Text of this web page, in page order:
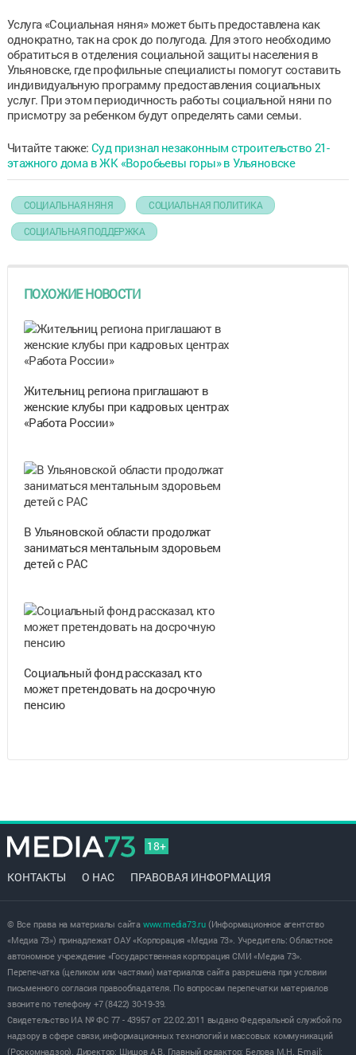
Услуга «Социальная няня» может быть предоставлена как
однократно, так на срок до полугода. Для этого необходимо
обратиться в отделения социальной защиты населения в
Ульяновске, где профильные специалисты помогут составить
индивидуальную программу предоставления социальных
услуг. При этом периодичность работы социальной няни по
присмотру за ребенком будут определять сами семьи.
Читайте также: Суд признал незаконным строительство 21-
этажного дома в ЖК «Воробьевы горы» в Ульяновске
СОЦИАЛЬНАЯ НЯНЯ СОЦИАЛЬНАЯ ПОЛИТИКА
СОЦИАЛЬНАЯ ПОДДЕРЖКА
ПОХОЖИЕ НОВОСТИ
Жительниц региона приглашают в
женские клубы при кадровых центрах
«Работа России»
В Ульяновской области продолжат
заниматься ментальным здоровьем
детей с РАС
Социальный фонд рассказал, кто
может претендовать на досрочную
пенсию
18+
КОНТАКТЫ О НАС ПРАВОВАЯ ИНФОРМАЦИЯ
© Все права на материалы сайта www.media73.ru(Информационное агентство
«Медиа 73») принадлежат ОАУ «Корпорация «Медиа 73». Учредитель: Областное
автономное учреждение «Государственная корпорация СМИ «Медиа 73».
Перепечатка (целиком или частями) материалов сайта разрешена при условии
письменного согласия правообладателя. По вопросам перепечатки материалов
звоните по телефону +7 (8422) 30-19-39.
Свидетельство ИА № ФС 77 - 43957 от 22.02.2011 выдано Федеральной службой по
надзору в сфере связи, информационных технологий и массовых коммуникаций
(Роскомнадзор). Директор: Шишов А.В. Главный редактор: Белова М.Н. E-mail: